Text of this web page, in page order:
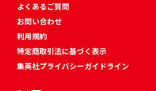
よくあるご質問
お問い合わせ
利用規約
特定商取引法に基づく表示
集英社プライバシーガイドライン